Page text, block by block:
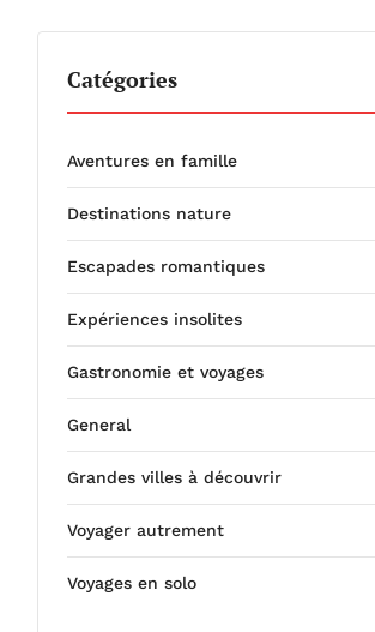
Catégories
Aventures en famille
Destinations nature
Escapades romantiques
Expériences insolites
Gastronomie et voyages
General
Grandes villes à découvrir
Voyager autrement
Voyages en solo